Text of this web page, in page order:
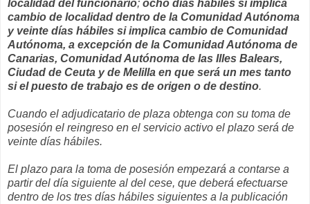
localidad del funcionario; ocho días hábiles si implica
cambio de localidad dentro de la Comunidad Autónoma
y veinte días hábiles si implica cambio de Comunidad
Autónoma, a excepción de la Comunidad Autónoma de
Canarias, Comunidad Autónoma de las Illes Balears,
Ciudad de Ceuta y de Melilla en que será un mes tanto
si el puesto de trabajo es de origen o de destino.
Cuando el adjudicatario de plaza obtenga con su toma de
posesión el reingreso en el servicio activo el plazo será de
veinte días hábiles.
El plazo para la toma de posesión empezará a contarse a
partir del día siguiente al del cese, que deberá efectuarse
dentro de los tres días hábiles siguientes a la publicación